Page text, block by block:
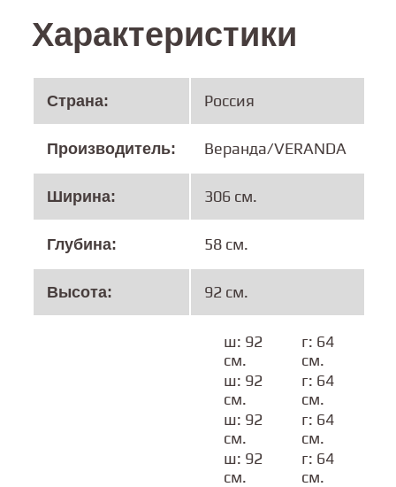
Характеристики
Cтрана: Россия
Производитель: Веранда/VERANDA
Ширина: 306 см.
Глубина: 58 см.
Высота: 92 см.
ш: 92
см.
г: 64
см.
ш: 92
см.
г: 64
см.
ш: 92
см.
г: 64
см.
ш: 92
см.
г: 64
см.